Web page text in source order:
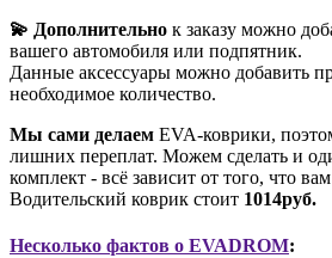
💫 Дополнительно к заказу можно
вашего автомобиля или подпятник.
Данные аксессуары можно добавить
необходимое количество.
Мы сами делаем EVA-коврики,
лишних переплат. Можем сделать и
комплект - всё зависит от того, что
Водительский коврик стоит 1014руб.
Несколько фактов о EVADROM: